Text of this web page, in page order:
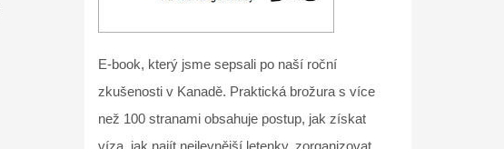
E-book, který jsme sepsali po naší roční
zkušenosti v Kanadě. Praktická brožura s více
než 100 stranami obsahuje postup, jak získat
víza, jak najít nejlevnější letenky, zorganizovat